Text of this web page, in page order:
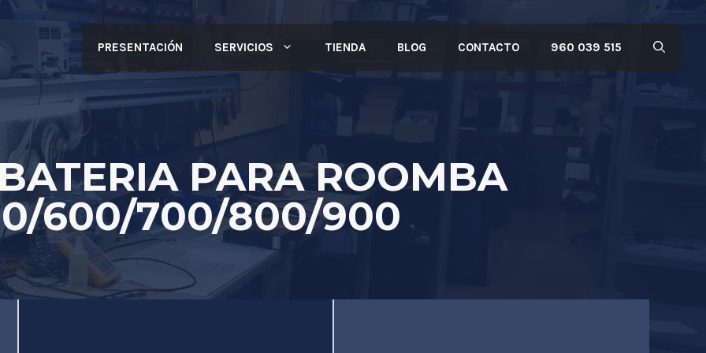
PRESENTACIÓN SERVICIOS TIENDA BLOG CONTACTO 960 039 515
PARA ROOMBA
600/700/800/900